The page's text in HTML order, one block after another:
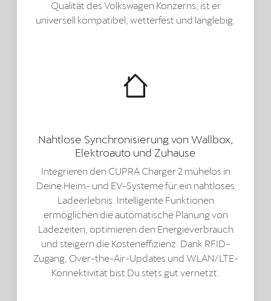
Qualität des Volkswagen Konzerns, ist er
universell kompatibel, wetterfest und langlebig.
Nahtlose Synchronisierung von Wallbox,
Elektroauto und Zuhause
Integrieren den CUPRA Charger 2 mühelos in
Deine Heim- und EV-Systeme für ein nahtloses
Ladeerlebnis. Intelligente Funktionen
ermöglichen die automatische Planung von
Ladezeiten, optimieren den Energieverbrauch
und steigern die Kosteneffizienz. Dank RFID-
Zugang, Over-the-Air-Updates und WLAN/LTE-
Konnektivität bist Du stets gut vernetzt.